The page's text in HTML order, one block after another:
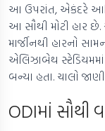
આ ઉપરાંત, એકંદરે
આ સૌથી મોટી હાર
માર્જીનથી હારનો
એલિઝાબેથ સ્ટેડિયમમાં
બન્યા હતા. ચાલો
ODIમાં સૌથી